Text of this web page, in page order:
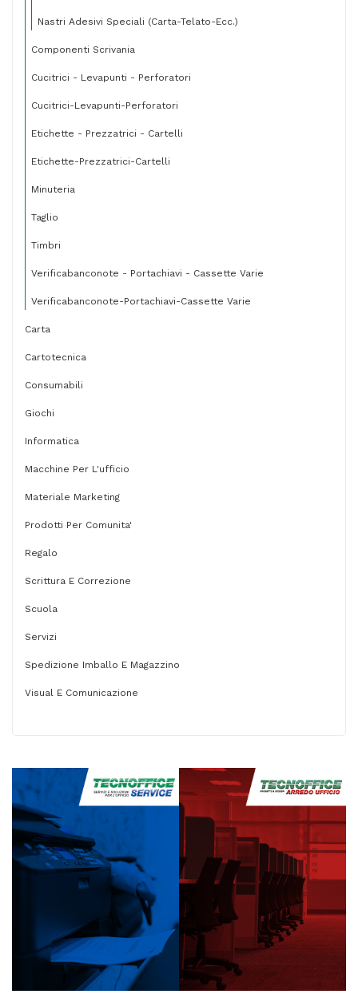
Nastri Adesivi Speciali (carta-Telato-Ecc.)
Componenti Scrivania
Cucitrici - Levapunti - Perforatori
Cucitrici-Levapunti-Perforatori
Etichette - Prezzatrici - Cartelli
Etichette-Prezzatrici-Cartelli
Minuteria
Taglio
Timbri
Verificabanconote - Portachiavi - Cassette Varie
Verificabanconote-Portachiavi-Cassette Varie
Carta
Cartotecnica
Consumabili
Giochi
Informatica
Macchine Per L'ufficio
Materiale Marketing
Prodotti Per Comunita'
Regalo
Scrittura E Correzione
Scuola
Servizi
Spedizione Imballo E Magazzino
Visual E Comunicazione